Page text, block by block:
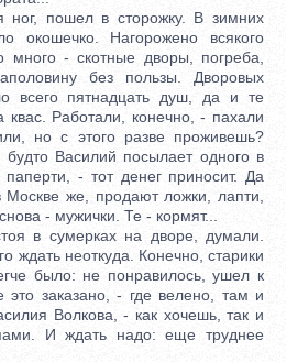
пошел в сторожку. В зимних
окошечко. Нагорожено всякого
- скотные дворы, погреба,
без пользы. Дворовых
всего пятнадцать душ, да и те
квас. Работали, конечно, - пахали
но с этого разве проживешь?
Василий посылает одного в
- тот денег приносит. Да
же, продают ложки, лапти,
- мужички. Те - кормят...
в сумерках на дворе, думали.
ждать неоткуда. Конечно, старики
было: не понравилось, ушел к
заказано, - где велено, там и
Волкова, - как хочешь, так и
И ждать надо: еще труднее